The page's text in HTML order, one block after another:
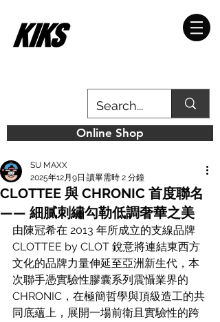
Online Shop
CLOTTEE 與 CHRONIC 首度聯名
—— 細膩刺繡勾勒低調奢華之美
SU MAXX
2025年12月9日 讀畢需時 2 分鐘
由陳冠希在 2013 年所成立的支線品牌
CLOTTEE by CLOT 銳意將連結東西方
文化的品牌力量伸延至亞洲新生代，本
次聯手憑實驗性膠囊系列震懾業界的
CHRONIC，在極簡哲學與頂級造工的共
同底蘊上，展開一場前衛且實驗性的跨